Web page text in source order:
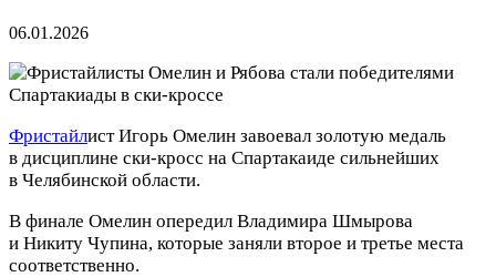
06.01.2026
Фристайлист Игорь Омелин завоевал золотую медаль
в дисциплине ски‑кросс на Спартакаиде сильнейших
в Челябинской области.
В финале Омелин опередил Владимира Шмырова
и Никиту Чупина, которые заняли второе и третье места
соответственно.